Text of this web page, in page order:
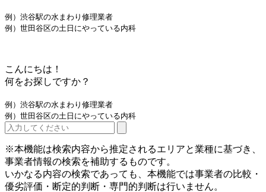
例）渋谷駅の水まわり修理業者
例）世田谷区の土日にやっている内科
こんにちは！
何をお探しですか？
例）渋谷駅の水まわり修理業者
例）世田谷区の土日にやっている内科
※本機能は検索内容から推定されるエリアと業種に基づき、
事業者情報の検索を補助するものです。
いかなる内容の検索であっても、本機能では事業者の比較・
優劣評価・断定的判断・専門的判断は行いません。